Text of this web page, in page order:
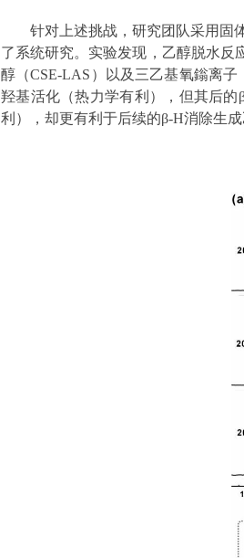
针对上述挑战，研究团队采用固
了系统研究。实验发现，乙醇脱水反
醇（CSE-LAS）以及三乙基氧鎓离
羟基活化（热力学有利），但其后
利），却更有利于后续的β-H消除生